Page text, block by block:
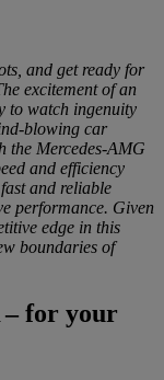
and get ready for
excitement of an
to watch ingenuity
blowing car
the Mercedes-AMG
and efficiency
and reliable
performance. Given
edge in this
boundaries of
– for your